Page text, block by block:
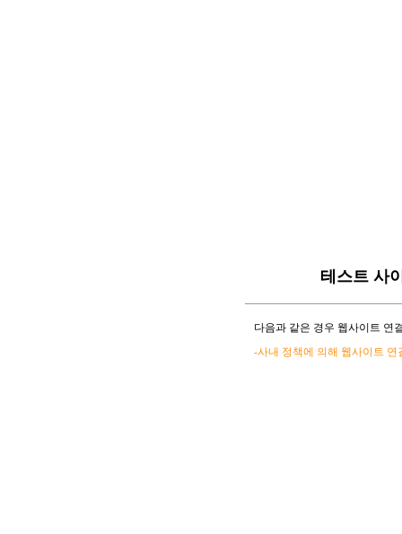
테스트 사
다음과 같은 경우 웹사이트 연
-사내 정책에 의해 웹사이트